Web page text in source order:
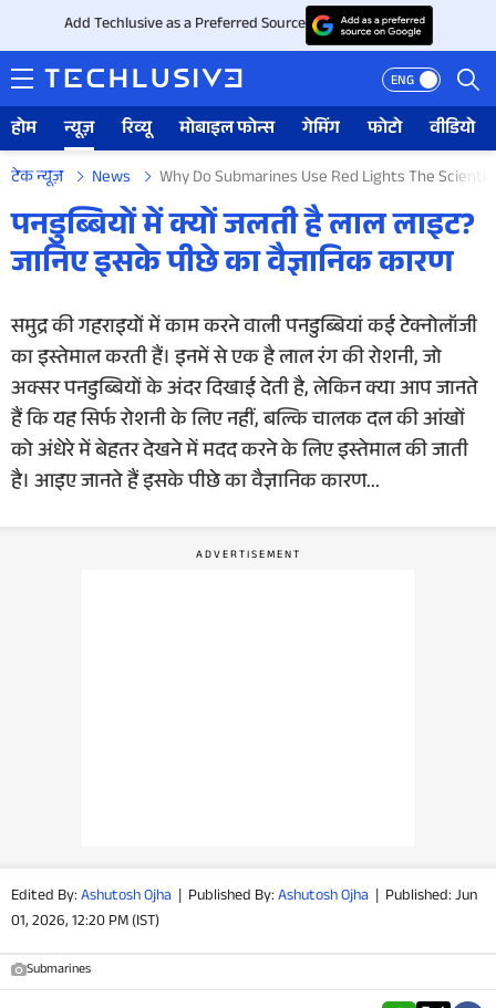
Add Techlusive as a Preferred Source
ENG
होम न्यूज़ रिव्यू मोबाइल फोन्स गेमिंग फोटो वीडियो
होम
न्यूज़
रिव्यू
मोबाइल फोन्स
गेमिंग
फोटो
टेक न्यूज़ News Why Do Submarines Use Red Lights The
पनडुब्बियों में क्यों जलती है लाल लाइट?
जानिए इसके पीछे का वैज्ञानिक कारण
समुद्र की गहराइयों में काम करने वाली पनडुब्बियां कई टेक्नोलॉजी
का इस्तेमाल करती हैं। इनमें से एक है लाल रंग की रोशनी, जो
अक्सर पनडुब्बियों के अंदर दिखाई देती है, लेकिन क्या आप जानते
हैं कि यह सिर्फ रोशनी के लिए नहीं, बल्कि चालक दल की आंखों
को अंधेरे में बेहतर देखने में मदद करने के लिए इस्तेमाल की जाती
है। आइए जानते हैं इसके पीछे का वैज्ञानिक कारण...
Edited By:Ashutosh Ojha | Published By:Ashutosh Ojha | Published: Jun
01, 2026, 12:20 PM (IST)
Submarines